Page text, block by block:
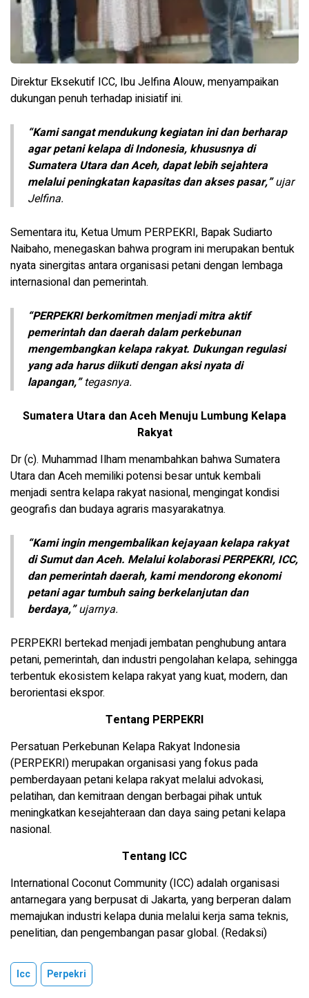
Direktur Eksekutif ICC, Ibu Jelfina Alouw, menyampaikan
dukungan penuh terhadap inisiatif ini.
“Kami sangat mendukung kegiatan ini dan berharap
agar petani kelapa di Indonesia, khususnya di
Sumatera Utara dan Aceh, dapat lebih sejahtera
melalui peningkatan kapasitas dan akses pasar,”ujar
Jelfina.
Sementara itu, Ketua Umum PERPEKRI, Bapak Sudiarto
Naibaho, menegaskan bahwa program ini merupakan bentuk
nyata sinergitas antara organisasi petani dengan lembaga
internasional dan pemerintah.
“PERPEKRI berkomitmen menjadi mitra aktif
pemerintah dan daerah dalam perkebunan
mengembangkan kelapa rakyat. Dukungan regulasi
yang ada harus diikuti dengan aksi nyata di
lapangan,”tegasnya.
Sumatera Utara dan Aceh Menuju Lumbung Kelapa
Rakyat
Dr (c). Muhammad Ilham menambahkan bahwa Sumatera
Utara dan Aceh memiliki potensi besar untuk kembali
menjadi sentra kelapa rakyat nasional, mengingat kondisi
geografis dan budaya agraris masyarakatnya.
“Kami ingin mengembalikan kejayaan kelapa rakyat
di Sumut dan Aceh. Melalui kolaborasi PERPEKRI, ICC,
dan pemerintah daerah, kami mendorong ekonomi
petani agar tumbuh saing berkelanjutan dan
berdaya,” ujarnya.
PERPEKRI bertekad menjadi jembatan penghubung antara
petani, pemerintah, dan industri pengolahan kelapa, sehingga
terbentuk ekosistem kelapa rakyat yang kuat, modern, dan
berorientasi ekspor.
Tentang PERPEKRI
Persatuan Perkebunan Kelapa Rakyat Indonesia
(PERPEKRI) merupakan organisasi yang fokus pada
pemberdayaan petani kelapa rakyat melalui advokasi,
pelatihan, dan kemitraan dengan berbagai pihak untuk
meningkatkan kesejahteraan dan daya saing petani kelapa
nasional.
Tentang ICC
International Coconut Community (ICC) adalah organisasi
antarnegara yang berpusat di Jakarta, yang berperan dalam
memajukan industri kelapa dunia melalui kerja sama teknis,
penelitian, dan pengembangan pasar global. (Redaksi)
Icc Perpekri